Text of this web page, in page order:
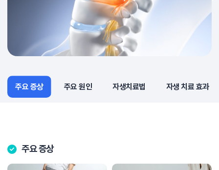
주요 증상
주요 증상 주요 원인 자생치료법 자생 치료 효과
주요 증상